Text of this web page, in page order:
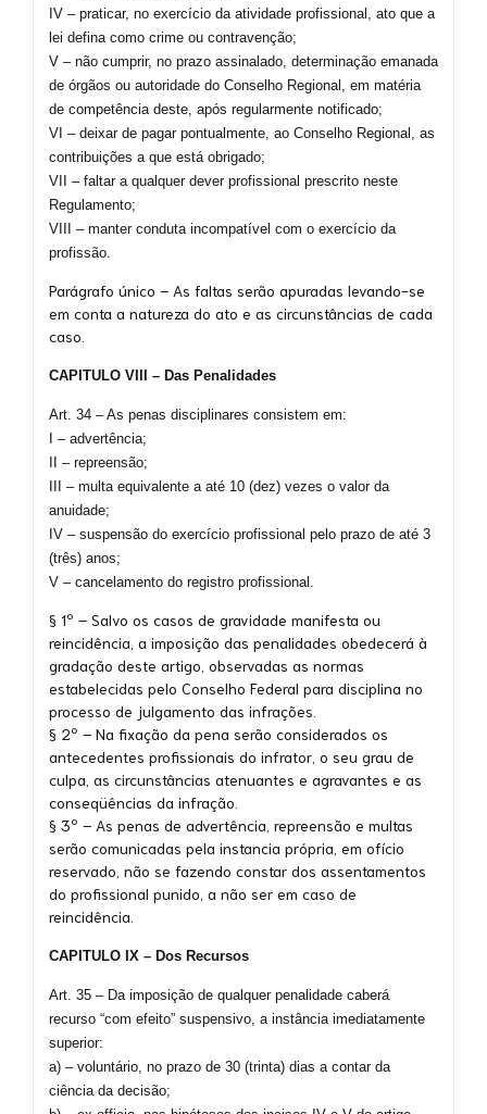
IV – praticar, no exercício da atividade profissional, ato que a
lei defina como crime ou contravenção;
V – não cumprir, no prazo assinalado, determinação emanada
de órgãos ou autoridade do Conselho Regional, em matéria
de competência deste, após regularmente notificado;
VI – deixar de pagar pontualmente, ao Conselho Regional, as
contribuições a que está obrigado;
VII – faltar a qualquer dever profissional prescrito neste
Regulamento;
VIII – manter conduta incompatível com o exercício da
profissão.
Parágrafo único – As faltas serão apuradas levando-se
em conta a natureza do ato e as circunstâncias de cada
caso.
CAPITULO VIII – Das Penalidades
Art. 34 – As penas disciplinares consistem em:
I – advertência;
II – repreensão;
III – multa equivalente a até 10 (dez) vezes o valor da
anuidade;
IV – suspensão do exercício profissional pelo prazo de até 3
(três) anos;
V – cancelamento do registro profissional.
§ 1º – Salvo os casos de gravidade manifesta ou
reincidência, a imposição das penalidades obedecerá à
gradação deste artigo, observadas as normas
estabelecidas pelo Conselho Federal para disciplina no
processo de julgamento das infrações.
§ 2º – Na fixação da pena serão considerados os
antecedentes profissionais do infrator, o seu grau de
culpa, as circunstâncias atenuantes e agravantes e as
conseqüências da infração.
§ 3º – As penas de advertência, repreensão e multas
serão comunicadas pela instancia própria, em ofício
reservado, não se fazendo constar dos assentamentos
do profissional punido, a não ser em caso de
reincidência.
CAPITULO IX – Dos Recursos
Art. 35 – Da imposição de qualquer penalidade caberá
recurso “com efeito” suspensivo, a instância imediatamente
superior:
a) – voluntário, no prazo de 30 (trinta) dias a contar da
ciência da decisão;